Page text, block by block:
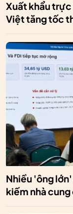
Xuất khẩu
Việt tăng tốc
Nhiều 'ông
kiếm nhà